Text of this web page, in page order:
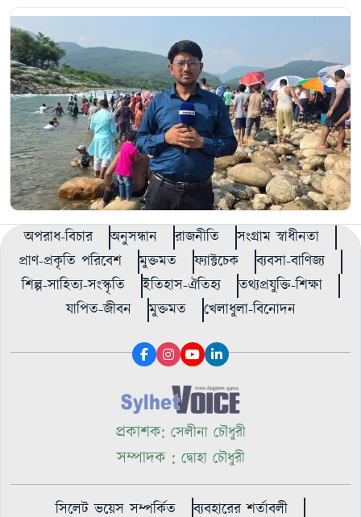
অপরাধ-বিচার অনুসন্ধান রাজনীতি
সংগ্রাম স্বাধীনতা
প্রাণ-প্রকৃতি পরিবেশ
মুক্তমত ফ্যাক্টচেক
ব্যবসা-বাণিজ্য
শিল্প-সাহিত্য-সংস্কৃতি
ইতিহাস-ঐতিহ্য
তথ্যপ্রযুক্তি-শিক্ষা
যাপিত-জীবন
মুক্তমত খেলাধুলা-বিনোদন
প্রকাশক: সেলীনা চৌধুরী
সম্পাদক : দ্বোহা চৌধুরী
সিলেট ভয়েস সম্পর্কিত ব্যবহারের শর্তাবলী